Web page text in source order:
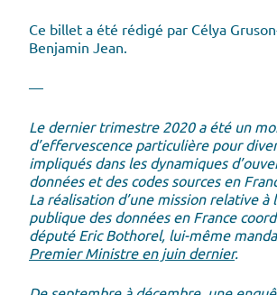
Ce billet a été rédigé par Célya
Benjamin Jean.
—
Le dernier trimestre 2020 a été un
d’effervescence particulière pour
impliqués dans les dynamiques
données et des codes sources en
La réalisation d’une mission relative à
publique des données en France
député Eric Bothorel, lui-même
Premier Ministre en juin dernier.